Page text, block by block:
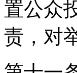
置公众
责，对